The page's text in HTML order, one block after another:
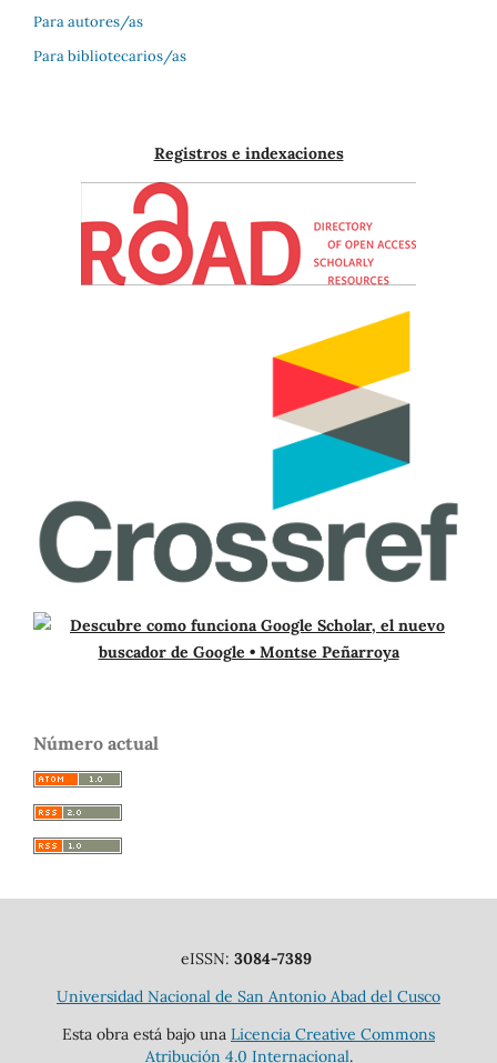
Para autores/as
Para bibliotecarios/as
Registros e indexaciones
Número actual
eISSN: 3084-7389
Universidad Nacional de San Antonio Abad del Cusco
Esta obra está bajo una Licencia Creative Commons
Atribución 4.0 Internacional.